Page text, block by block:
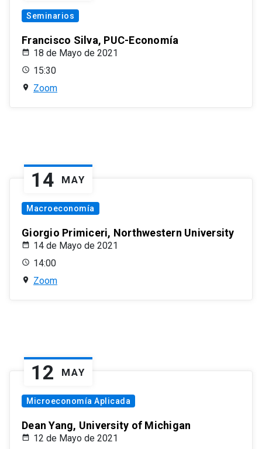
Seminarios
Francisco Silva, PUC-Economía
18 de Mayo de 2021
15:30
Zoom
14 MAY
Macroeconomía
Giorgio Primiceri, Northwestern University
14 de Mayo de 2021
14:00
Zoom
12 MAY
Microeconomía Aplicada
Dean Yang, University of Michigan
12 de Mayo de 2021